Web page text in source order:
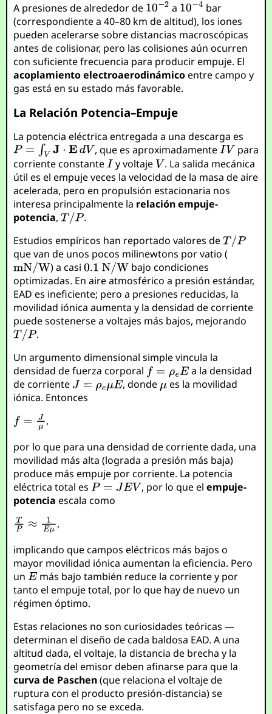
A presiones de alrededor de
a
bar
(correspondiente a 40–80 km de altitud), los iones
pueden acelerarse sobre distancias macroscópicas
antes de colisionar, pero las colisiones aún ocurren
con suficiente frecuencia para producir empuje. El
acoplamiento electroaerodinámicoentre campo y
gas está en su estado más favorable.
La Relación Potencia–Empuje
La potencia eléctrica entregada a una descarga es
, que es aproximadamente
para
corriente constante
y voltaje
. La salida mecánica
útil es el empuje veces la velocidad de la masa de aire
acelerada, pero en propulsión estacionaria nos
interesa principalmente la relación empuje-
potencia,
.
Estudios empíricos han reportado valores de
que van de unos pocos milinewtons por vatio (
) a casi
bajo condiciones
optimizadas. En aire atmosférico a presión estándar,
EAD es ineficiente; pero a presiones reducidas, la
movilidad iónica aumenta y la densidad de corriente
puede sostenerse a voltajes más bajos, mejorando
.
Un argumento dimensional simple vincula la
densidad de fuerza corporal
a la densidad
de corriente
, donde
es la movilidad
iónica. Entonces
,
por lo que para una densidad de corriente dada, una
movilidad más alta (lograda a presión más baja)
produce más empuje por corriente. La potencia
eléctrica total es
, por lo que el empuje-
potencia escala como
,
implicando que campos eléctricos más bajos o
mayor movilidad iónica aumentan la eficiencia. Pero
un
más bajo también reduce la corriente y por
tanto el empuje total, por lo que hay de nuevo un
régimen óptimo.
Estas relaciones no son curiosidades teóricas —
determinan el diseño de cada baldosa EAD. A una
altitud dada, el voltaje, la distancia de brecha y la
geometría del emisor deben afinarse para que la
curva de Paschen(que relaciona el voltaje de
ruptura con el producto presión-distancia) se
satisfaga pero no se exceda.